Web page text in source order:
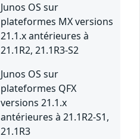
Junos OS sur
plateformes MX versions
21.1.x antérieures à
21.1R2, 21.1R3-S2
Junos OS sur
plateformes QFX
versions 21.1.x
antérieures à 21.1R2-S1,
21.1R3